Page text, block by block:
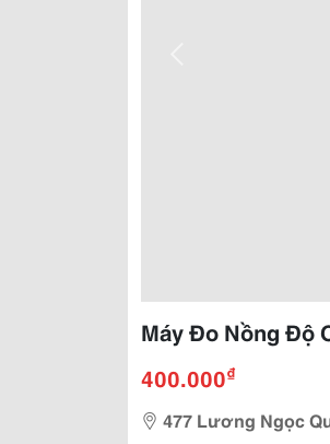
Máy Đo Nồng Độ
400.000₫
477 Lương Ngọc